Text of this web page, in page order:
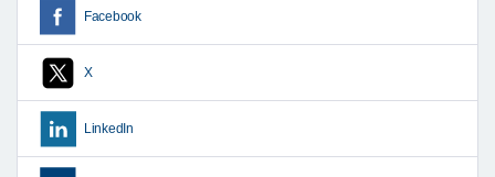
Facebook
X
LinkedIn